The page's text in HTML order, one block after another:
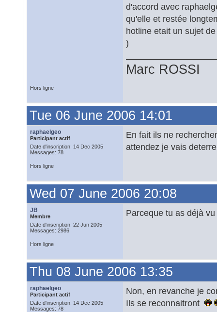
d'accord avec
qu'elle et restée
hotline etait un sujet
)
Marc ROSSI
Hors ligne
Tue 06 June 2006 14:01
raphaelgeo
Participant actif
Date d'inscription: 14 Dec 2005
Messages: 78
En fait ils ne
attendez je vais
Hors ligne
Wed 07 June 2006 20:08
JB
Membre
Date d'inscription: 22 Jun 2005
Messages: 2986
Parceque tu as déjà
Hors ligne
Thu 08 June 2006 13:35
raphaelgeo
Participant actif
Date d'inscription: 14 Dec 2005
Messages: 78
Non, en revanche je
Ils se reconnaitront